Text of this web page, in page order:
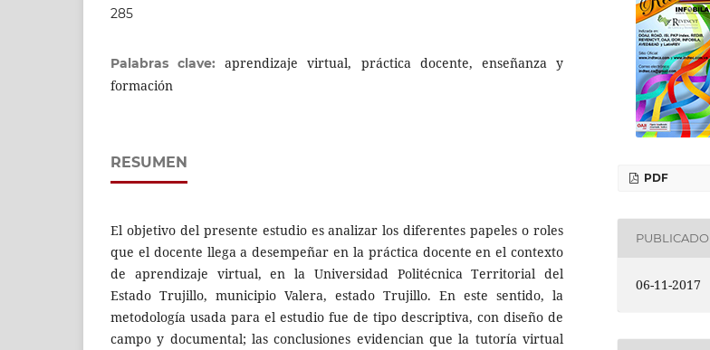
285
Palabras clave:aprendizaje virtual, práctica docente, enseñanza y
formación
RESUMEN
El objetivo del presente estudio es analizar los diferentes papeles o roles
que el docente llega a desempeñar en la práctica docente en el contexto
de aprendizaje virtual, en la Universidad Politécnica Territorial del
Estado Trujillo, municipio Valera, estado Trujillo. En este sentido, la
metodología usada para el estudio fue de tipo descriptiva, con diseño de
campo y documental; las conclusiones evidencian que la tutoría virtual
PDF
PUBLICADO
06-11-2017